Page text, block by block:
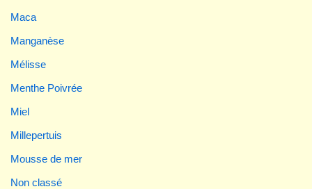
Maca
Manganèse
Mélisse
Menthe Poivrée
Miel
Millepertuis
Mousse de mer
Non classé